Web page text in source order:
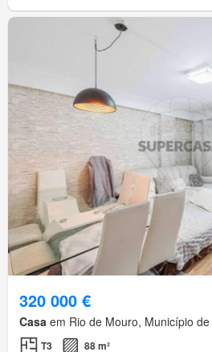
320 000 €
Casa em Rio de Mouro, Município
T3 88 m²